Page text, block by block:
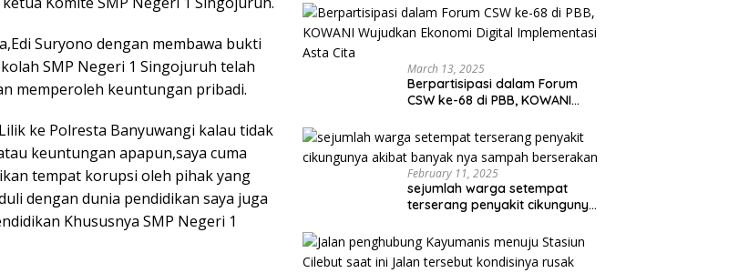
Suryono dengan membawa bukti
SMP Negeri 1 Singojuruh telah
memperoleh keuntungan pribadi.
ke Polresta Banyuwangi kalau tidak
keuntungan apapun,saya cuma
tempat korupsi oleh pihak yang
dengan dunia pendidikan saya juga
Khususnya SMP Negeri 1
March 13, 2025
Berpartisipasi dalam Forum
CSW ke-68 di PBB, KOWANI
Implementasi Asta Cita
February 11, 2025
sejumlah warga setempat
terserang penyakit cikungunya
berserakan